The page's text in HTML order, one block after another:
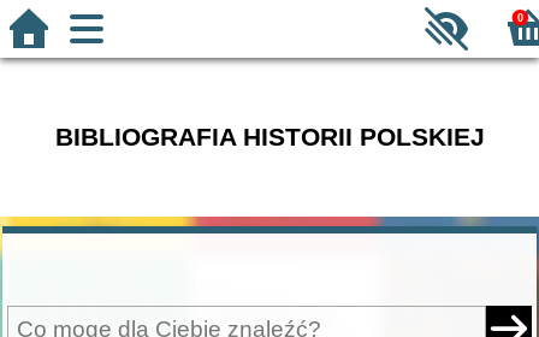
0
BIBLIOGRAFIA HISTORII POLSKIEJ